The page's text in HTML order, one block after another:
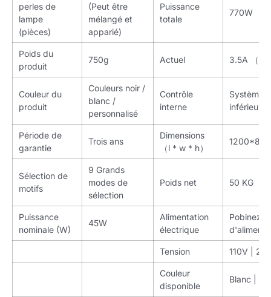
perles de
lampe
(pièces)
(Peut être
mélangé et
apparié)
Puissance
totale
770W
Poids du
produit
750g Actuel 3.5A （
Couleur du
produit
Couleurs noir /
blanc /
personnalisé
Contrôle
interne
Système
inférieur
Période de
garantie
Trois ans
Dimensions
（l * w * h）
Sélection de
motifs
9 Grands
modes de
sélection
Poids net 50 KG
Puissance
nominale (W)
45W
Alimentation
électrique
Pobinez
Tension 110V |
Couleur
disponible
Blanc |